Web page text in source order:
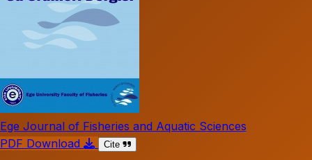
Ege Journal of Fisheries and Aquatic Sciences
PDF Download
Cite